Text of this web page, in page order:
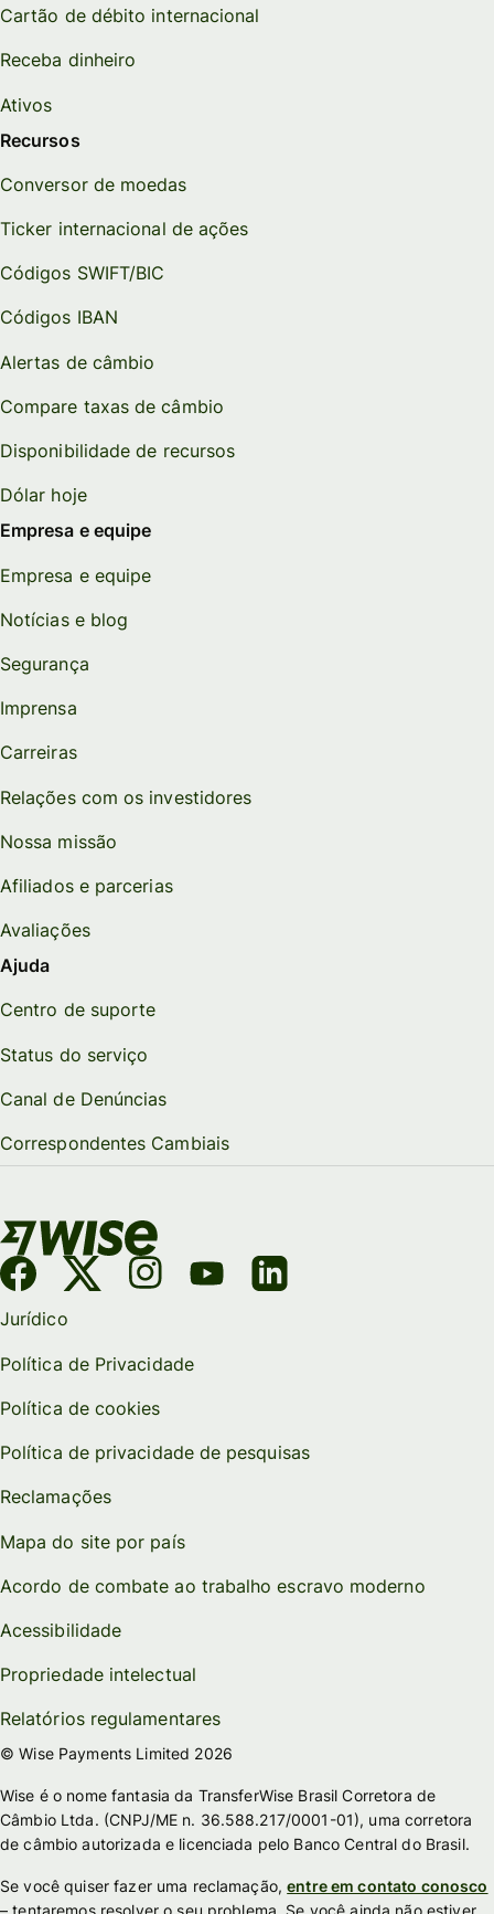
Cartão de débito internacional
Receba dinheiro
Ativos
Recursos
Conversor de moedas
Ticker internacional de ações
Códigos SWIFT/BIC
Códigos IBAN
Alertas de câmbio
Compare taxas de câmbio
Disponibilidade de recursos
Dólar hoje
Empresa e equipe
Empresa e equipe
Notícias e blog
Segurança
Imprensa
Carreiras
Relações com os investidores
Nossa missão
Afiliados e parcerias
Avaliações
Ajuda
Centro de suporte
Status do serviço
Canal de Denúncias
Correspondentes Cambiais
Jurídico
Política de Privacidade
Política de cookies
Política de privacidade de pesquisas
Reclamações
Mapa do site por país
Acordo de combate ao trabalho escravo moderno
Acessibilidade
Propriedade intelectual
Relatórios regulamentares
© Wise Payments Limited 2026
Wise é o nome fantasia da TransferWise Brasil Corretora de
Câmbio Ltda. (CNPJ/ME n. 36.588.217/0001-01), uma corretora
de câmbio autorizada e licenciada pelo Banco Central do Brasil.
Se você quiser fazer uma reclamação,entre em contato conosco
– tentaremos resolver o seu problema. Se você ainda não estiver